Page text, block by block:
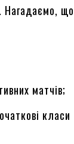
Нагадаємо, що
матчів;
класи